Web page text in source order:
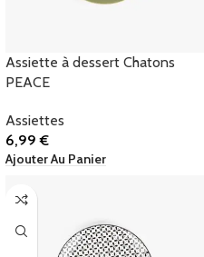
Assiette à dessert Chatons
PEACE
Assiettes
6,99€
Ajouter Au Panier